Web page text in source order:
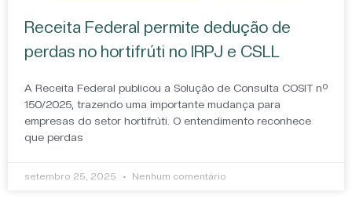
Receita Federal permite dedução de
perdas no hortifrúti no IRPJ e CSLL
A Receita Federal publicou a Solução de Consulta COSIT nº
150/2025, trazendo uma importante mudança para
empresas do setor hortifrúti. O entendimento reconhece
que perdas
setembro 25, 2025 Nenhum comentário